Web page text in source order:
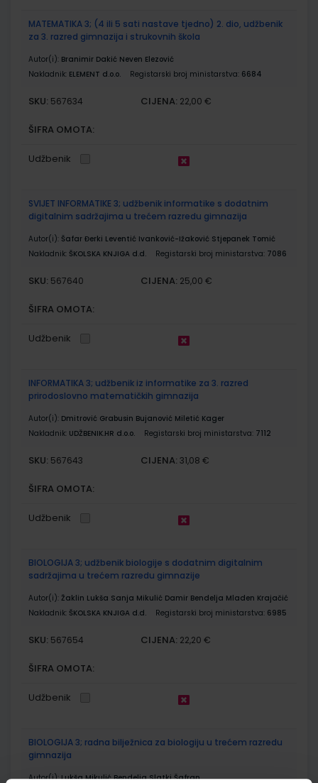
MATEMATIKA 3; (4 ili 5 sati nastave tjedno) 2. dio, udžbenik
za 3. razred gimnazija i strukovnih škola
Autor(i): Branimir Dakić Neven Elezović
Nakladnik: ELEMENT d.o.o. Registarski broj ministarstva: 6684
SKU: 567634 CIJENA: 22,00 €
ŠIFRA OMOTA:
Udžbenik
SVIJET INFORMATIKE 3; udžbenik informatike s dodatnim
digitalnim sadržajima u trećem razredu gimnazija
Autor(i): Šafar Đerki Leventić Ivanković-Ižaković Stjepanek Tomić
Nakladnik: ŠKOLSKA KNJIGA d.d. Registarski broj ministarstva: 7086
SKU: 567640 CIJENA: 25,00 €
ŠIFRA OMOTA:
Udžbenik
INFORMATIKA 3; udžbenik iz informatike za 3. razred
prirodoslovno matematičkih gimnazija
Autor(i): Dmitrović Grabusin Bujanović Miletić Kager
Nakladnik: UDŽBENIK.HR d.o.o. Registarski broj ministarstva: 7112
SKU: 567643 CIJENA: 31,08 €
ŠIFRA OMOTA:
Udžbenik
BIOLOGIJA 3; udžbenik biologije s dodatnim digitalnim
sadržajima u trećem razredu gimnazije
Autor(i): Žaklin Lukša Sanja Mikulić Damir Bendelja Mladen Krajačić
Nakladnik: ŠKOLSKA KNJIGA d.d. Registarski broj ministarstva: 6985
SKU: 567654 CIJENA: 22,20 €
ŠIFRA OMOTA:
Udžbenik
BIOLOGIJA 3; radna bilježnica za biologiju u trećem razredu
gimnazija
Autor(i):Lukša Mikulić Bendelja Slatki Šafran